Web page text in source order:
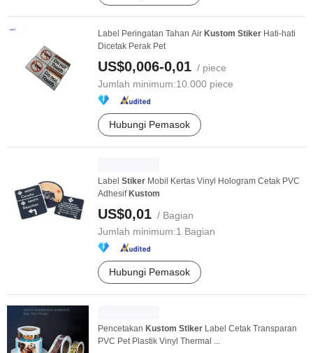
Label Peringatan Tahan Air Kustom Stiker Hati-hati
Dicetak Perak Pet
US$0,006-0,01 / piece
Jumlah minimum:10.000 piece
Hubungi Pemasok
Label Stiker Mobil Kertas Vinyl Hologram Cetak PVC
Adhesif Kustom
US$0,01 / Bagian
Jumlah minimum:1 Bagian
Hubungi Pemasok
Pencetakan Kustom Stiker Label Cetak Transparan
PVC Pet Plastik Vinyl Thermal ...